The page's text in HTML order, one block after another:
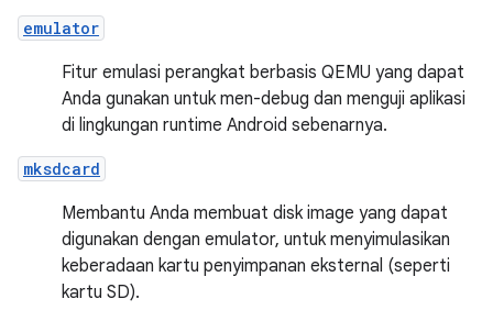
emulator
Fitur emulasi perangkat berbasis QEMU yang dapat
Anda gunakan untuk men-debug dan menguji aplikasi
di lingkungan runtime Android sebenarnya.
mksdcard
Membantu Anda membuat disk image yang dapat
digunakan dengan emulator, untuk menyimulasikan
keberadaan kartu penyimpanan eksternal (seperti
kartu SD).